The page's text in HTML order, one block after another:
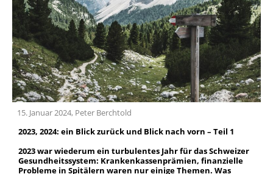
Team
Geschichte
15. Januar 2024, Peter Berchtold
2023, 2024: ein Blick zurück und Blick nach vorn – Teil 1
2023 war wiederum ein turbulentes Jahr für das Schweizer
Gesundheitssystem: Krankenkassenprämien, finanzielle
Probleme in Spitälern waren nur einige Themen. Was